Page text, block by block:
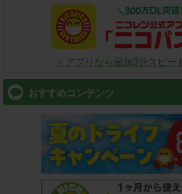
⇒ アプリなら最短3分スピー
おすすめコンテンツ